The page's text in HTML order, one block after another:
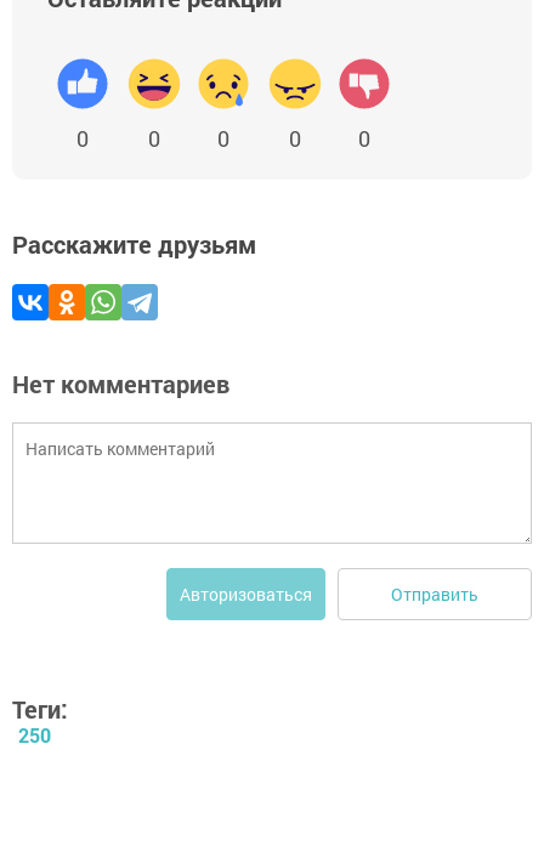
0 0 0 0 0
Расскажите друзьям
Нет комментариев
Авторизоваться Отправить
Теги:
250